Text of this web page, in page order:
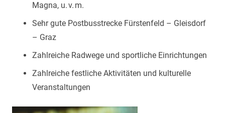
Magna, u. v. m.
Sehr gute Postbusstrecke Fürstenfeld – Gleisdorf
– Graz
Zahlreiche Radwege und sportliche Einrichtungen
Zahlreiche festliche Aktivitäten und kulturelle
Veranstaltungen